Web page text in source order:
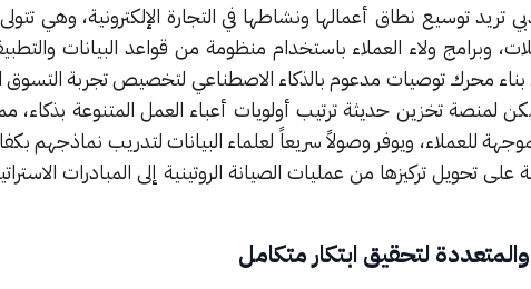
تريد توسيع نطاق أعمالها ونشاطها في التجارة الإلكترونية، وهي
وبرامج ولاء العملاء باستخدام منظومة من قواعد البيانات
محرك توصيات مدعوم بالذكاء الاصطناعي لتخصيص تجربة التسوق
لمنصة تخزين حديثة ترتيب أولويات أعباء العمل المتنوعة بذكاء،
للعملاء، ويوفر وصولاً سريعاً لعلماء البيانات لتدريب نماذجهم
على تحويل تركيزها من عمليات الصيانة الروتينية إلى المبادرات
لتحقيق ابتكار متكامل